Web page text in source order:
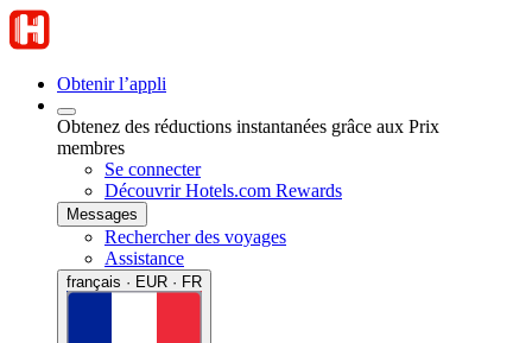
Obtenir l’appli
Obtenez des réductions instantanées grâce aux Prix
membres
Se connecter
Découvrir Hotels.com Rewards
Messages
Rechercher des voyages
Assistance
français · EUR · FR